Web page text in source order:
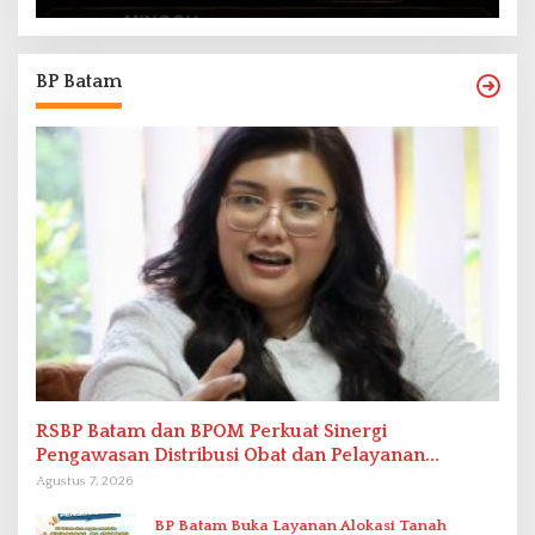
BP Batam
RSBP Batam dan BPOM Perkuat Sinergi
Pengawasan Distribusi Obat dan Pelayanan
Kefarmasian
Agustus 7, 2026
BP Batam Buka Layanan Alokasi Tanah